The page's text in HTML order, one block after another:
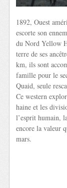
1892, Ouest
escorte son
du Nord Yellow
terre de ses
km, ils sont
famille pour le
Quaid, seule
Ce western
haine et les
l’esprit humain,
encore la valeur
mars.